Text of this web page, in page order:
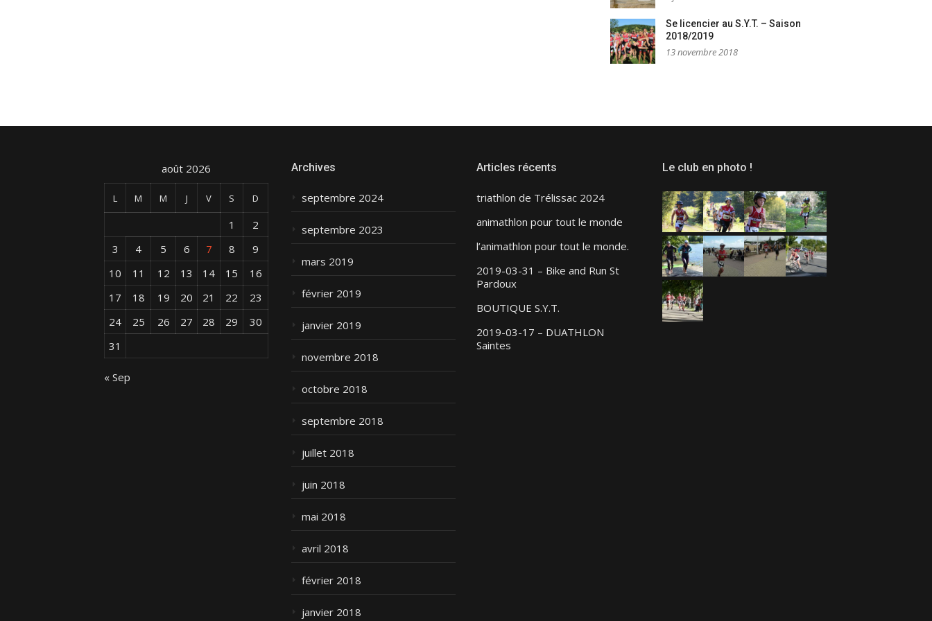
Se licencier au S.Y.T. – Saison
2018/2019
13 novembre 2018
août 2026
L M M J V S D
1
2
3
4 5 6 7 8
9
10
11 12 13 14 15
16
17
18 19 20 21 22
23
24
25 26 27 28 29
30
31
« Sep
Archives
septembre 2024
septembre 2023
mars 2019
février 2019
janvier 2019
novembre 2018
octobre 2018
septembre 2018
juillet 2018
juin 2018
mai 2018
avril 2018
février 2018
janvier 2018
Articles récents
triathlon de Trélissac 2024
animathlon pour tout le monde
l’animathlon pour tout le monde.
2019-03-31 – Bike and Run St
Pardoux
BOUTIQUE S.Y.T.
2019-03-17 – DUATHLON
Saintes
Le club en photo !